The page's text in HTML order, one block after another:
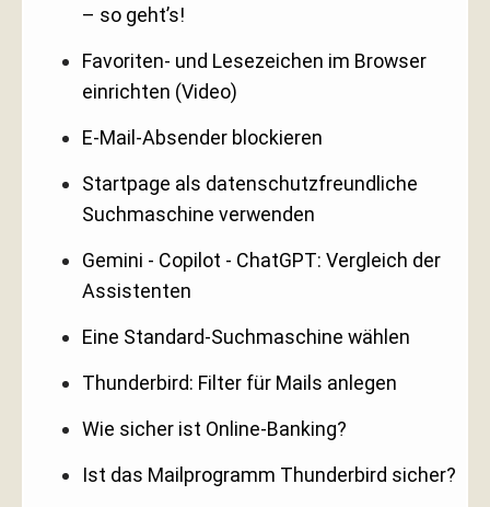
– so geht’s!
Favoriten- und Lesezeichen im Browser
einrichten (Video)
E-Mail-Absender blockieren
Startpage als datenschutzfreundliche
Suchmaschine verwenden
Gemini - Copilot - ChatGPT: Vergleich der
Assistenten
Eine Standard-Suchmaschine wählen
Thunderbird: Filter für Mails anlegen
Wie sicher ist Online-Banking?
Ist das Mailprogramm Thunderbird sicher?